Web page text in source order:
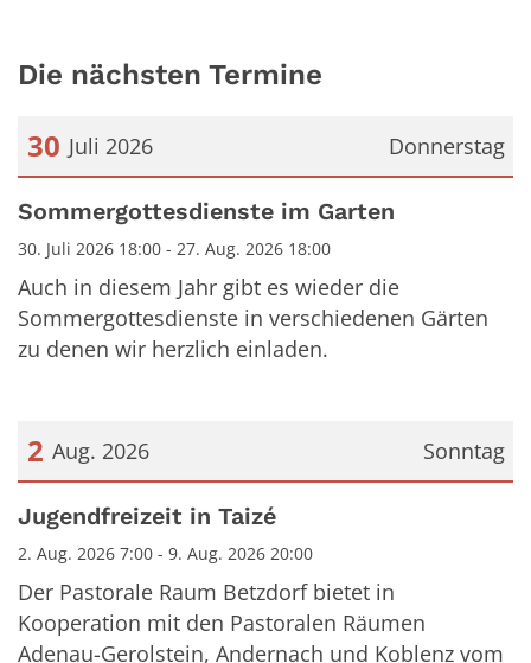
Die nächsten Termine
Donnerstag
30 Juli 2026
Datum: 30. Juli 2026
Sommergottesdienste im Garten
30. Juli 2026 18:00 - 27. Aug. 2026 18:00
Auch in diesem Jahr gibt es wieder die
Sommergottesdienste in verschiedenen Gärten
zu denen wir herzlich einladen.
Sonntag
2 Aug. 2026
Datum: 2. August 2026
Jugendfreizeit in Taizé
2. Aug. 2026 7:00 - 9. Aug. 2026 20:00
Der Pastorale Raum Betzdorf bietet in
Kooperation mit den Pastoralen Räumen
Adenau-Gerolstein, Andernach und Koblenz vom